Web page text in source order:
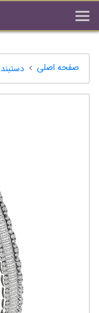
صفحه اصلی دستبند